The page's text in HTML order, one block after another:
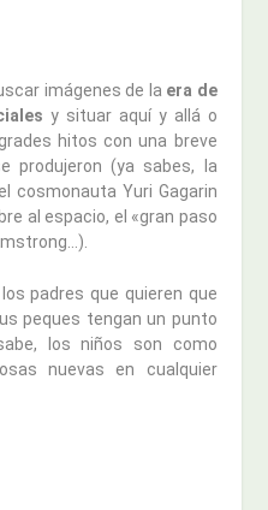
imágenes de la era de
y situar aquí y allá o
hitos con una breve
produjeron (ya sabes, la
cosmonauta Yuri Gagarin
al espacio, el «gran paso
padres que quieren que
peques tengan un punto
los niños son como
nuevas en cualquier